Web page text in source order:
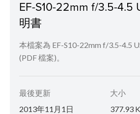
EF-S10-22mm f/3.5-4.5
明書
本檔案為 EF-S10-22mm f/3.5-4.5
(PDF 檔案)。
最後更新
2013年11月1日
大小
377.93